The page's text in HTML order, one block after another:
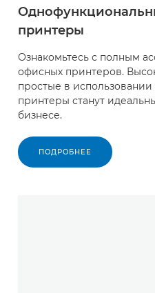
принтеры
Ознакомьтесь с полным
офисных принтеров.
простые в
принтеры станут
бизнесе.
ПОДРОБНЕЕ